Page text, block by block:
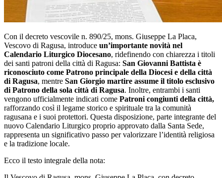
Con il decreto vescovile n. 890/25, mons. Giuseppe La Placa,
Vescovo di Ragusa, introduce un’importante novità nel
Calendario Liturgico Diocesano, ridefinendo con chiarezza i titoli
dei santi patroni della città di Ragusa: San Giovanni Battista è
riconosciuto come Patrono principale della Diocesi e della città
di Ragusa, mentre San Giorgio martire assume il titolo esclusivo
di Patrono della sola città di Ragusa. Inoltre, entrambi i santi
vengono ufficialmente indicati come Patroni congiunti della città,
rafforzando così il legame storico e spirituale tra la comunità
ragusana e i suoi protettori. Questa disposizione, parte integrante del
nuovo Calendario Liturgico proprio approvato dalla Santa Sede,
rappresenta un significativo passo per valorizzare l’identità religiosa
e la tradizione locale.
Ecco il testo integrale della nota: